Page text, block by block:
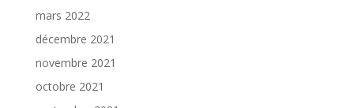
mars 2022
décembre 2021
novembre 2021
octobre 2021